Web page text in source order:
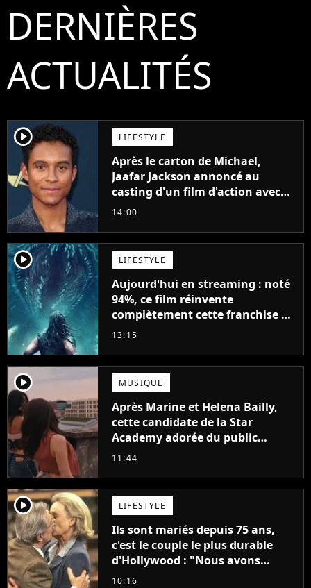
DERNIÈRES
ACTUALITÉS
player2 LIFESTYLE
Après le carton de Michael,
Jaafar Jackson annoncé au
casting d'un film d'action avec
Will Smith
14:00
player2 LIFESTYLE
Aujourd'hui en streaming : noté
94%, ce film réinvente
complètement cette franchise de
science-fiction vieille de 40 ans
13:15
player2 MUSIQUE
Après Marine et Helena Bailly,
cette candidate de la Star
Academy adorée du public
annonce son premier album,
11:44
player2 LIFESTYLE
Ils sont mariés depuis 75 ans,
c'est le couple le plus durable
d'Hollywood : "Nous avons
avancé jour après jour, et les
10:16